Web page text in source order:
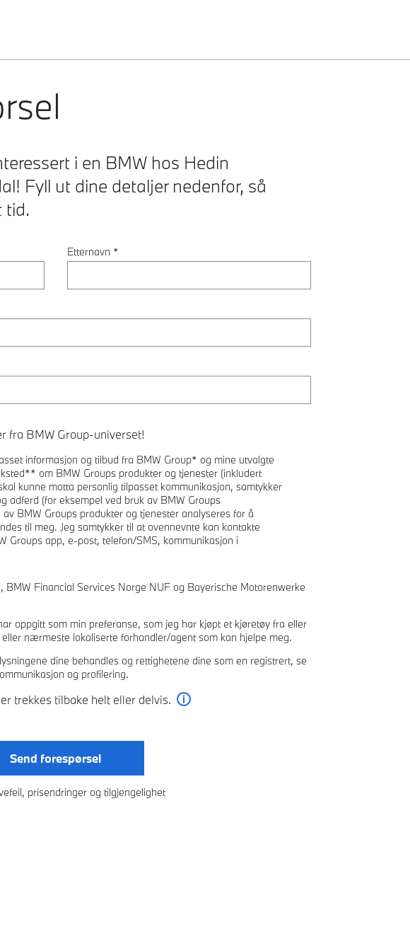
i en BMW hos Hedin
Fyll ut dine detaljer nedenfor, så
tid.
Etternavn *
fra BMW Group-universet!
informasjon og tilbud fra BMW Group* og mine utvalgte
om BMW Groups produkter og tjenester (inkludert
kunne motta personlig tilpasset kommunikasjon, samtykker
adferd (for eksempel ved bruk av BMW Groups
BMW Groups produkter og tjenester analyseres for å
til meg. Jeg samtykker til at ovennevnte kan kontakte
Groups app, e-post, telefon/SMS, kommunikasjon i
Financial Services Norge NUF og Bayerische Motorenwerke
oppgitt som min preferanse, som jeg har kjøpt et kjøretøy fra eller
nærmeste lokaliserte forhandler/agent som kan hjelpe meg.
dine behandles og rettighetene dine som en registrert, se
og profilering.
trekkes tilbake helt eller delvis.
Send forespørsel
prisendringer og tilgjengelighet